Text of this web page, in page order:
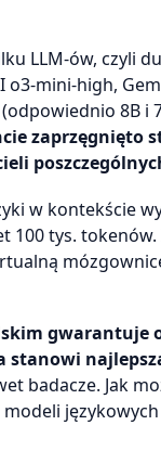
LLM-ów, czyli
mini-high,
8B
zaprzęgnięto
w kontekście
100 tys.
stanowi
badacze. Jak